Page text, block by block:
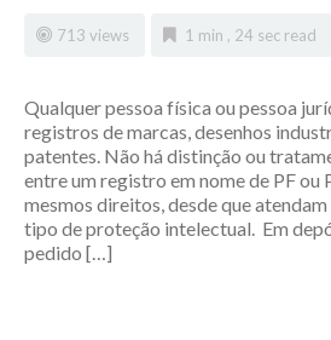
713 views 1 min , 24 sec read
Qualquer pessoa física ou pessoa
registros de marcas, desenhos
patentes. Não há distinção ou
entre um registro em nome de PF ou
mesmos direitos, desde que
tipo de proteção intelectual. Em
pedido […]